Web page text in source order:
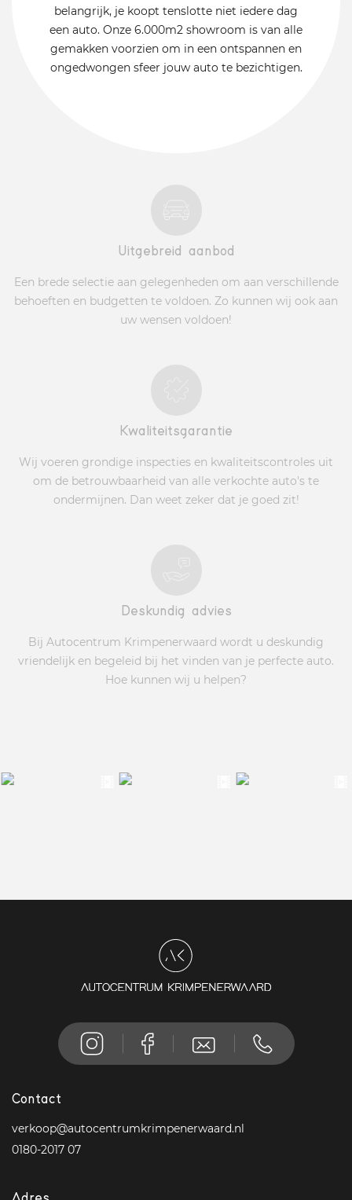
belangrijk, je koopt tenslotte niet iedere dag
een auto. Onze 6.000m2 showroom is van alle
gemakken voorzien om in een ontspannen en
ongedwongen sfeer jouw auto te bezichtigen.
Uitgebreid aanbod
Een brede selectie aan gelegenheden om aan verschillende
behoeften en budgetten te voldoen. Zo kunnen wij ook aan
uw wensen voldoen!
Kwaliteitsgarantie
Wij voeren grondige inspecties en kwaliteitscontroles uit
om de betrouwbaarheid van alle verkochte auto's te
ondermijnen. Dan weet zeker dat je goed zit!
Deskundig advies
Bij Autocentrum Krimpenerwaard wordt u deskundig
vriendelijk en begeleid bij het vinden van je perfecte auto.
Hoe kunnen wij u helpen?
Contact
verkoop@autocentrumkrimpenerwaard.nl
0180-2017 07